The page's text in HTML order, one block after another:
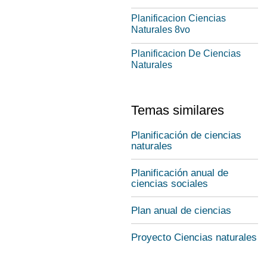
Planificacion Ciencias
Naturales 8vo
Planificacion De Ciencias
Naturales
Temas similares
Planificación de ciencias
naturales
Planificación anual de
ciencias sociales
Plan anual de ciencias
Proyecto Ciencias naturales